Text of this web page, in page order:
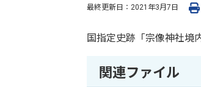
最終更新日： 2021年3月7日
国指定史跡「宗像神社境
関連ファイル